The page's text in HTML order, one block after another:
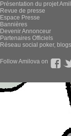
Présentation du projet
Revue de presse
Espace Presse
Bannières
Devenir Annonceur
Partenaires Officiels
Réseau social poker,
Follow Amilova on